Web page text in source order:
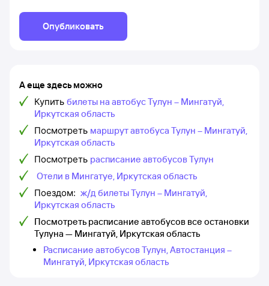
Опубликовать
А еще здесь можно
Купить билеты на автобус Тулун – Мингатуй,
Иркутская область
Посмотреть маршрут автобуса Тулун – Мингатуй,
Иркутская область
Посмотреть расписание автобусов Тулун
Отели в Мингатуе, Иркутская область
Поездом: ж/д билеты Тулун – Мингатуй,
Иркутская область
Посмотреть расписание автобусов все остановки
Тулуна — Мингатуй, Иркутская область
Расписание автобусов Тулун, Автостанция –
Мингатуй, Иркутская область